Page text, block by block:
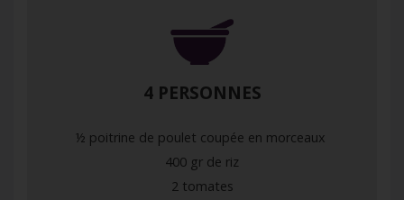
4 PERSONNES
½ poitrine de poulet coupée en morceaux
400 gr de riz
2 tomates